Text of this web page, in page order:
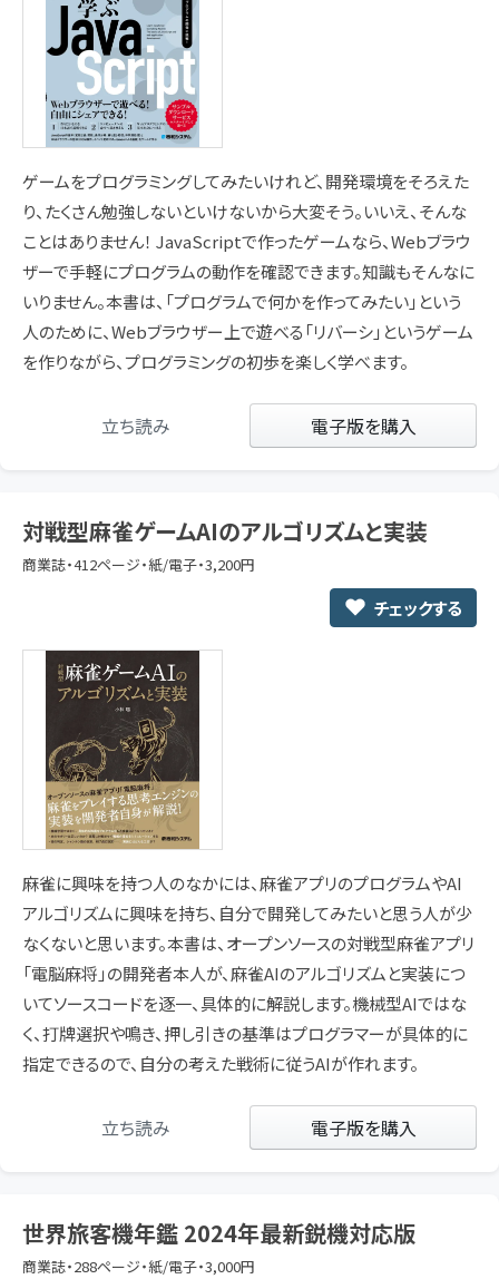
ゲームをプログラミングしてみたいけれど、開発環境をそろえた
り、たくさん勉強しないといけないから大変そう。いいえ、そんな
ことはありません！ JavaScriptで作ったゲームなら、Webブラウ
ザーで手軽にプログラムの動作を確認できます。知識もそんなに
いりません。本書は、「プログラムで何かを作ってみたい」という
人のために、Webブラウザー上で遊べる「リバーシ」というゲーム
を作りながら、プログラミングの初歩を楽しく学べます。
立ち読み 電子版を購入
対戦型麻雀ゲームAIのアルゴリズムと実装
商業誌・412ページ・紙/電子・3,200円
チェックする
麻雀に興味を持つ人のなかには、麻雀アプリのプログラムやAI
アルゴリズムに興味を持ち、自分で開発してみたいと思う人が少
なくないと思います。本書は、オープンソースの対戦型麻雀アプリ
「電脳麻将」の開発者本人が、麻雀AIのアルゴリズムと実装につ
いてソースコードを逐一、具体的に解説します。機械型AIではな
く、打牌選択や鳴き、押し引きの基準はプログラマーが具体的に
指定できるので、自分の考えた戦術に従うAIが作れます。
立ち読み 電子版を購入
世界旅客機年鑑 2024年最新鋭機対応版
商業誌・288ページ・紙/電子・3,000円